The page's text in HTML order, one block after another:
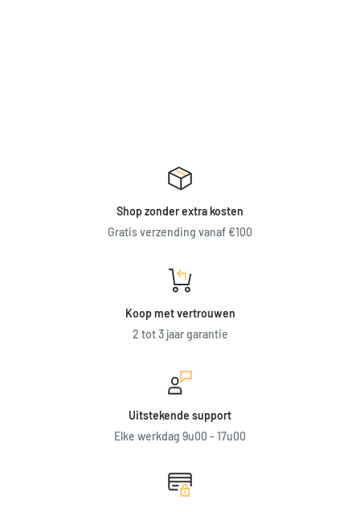
Shop zonder extra kosten
Gratis verzending vanaf €100
Koop met vertrouwen
2 tot 3 jaar garantie
Uitstekende support
Elke werkdag 9u00 - 17u00